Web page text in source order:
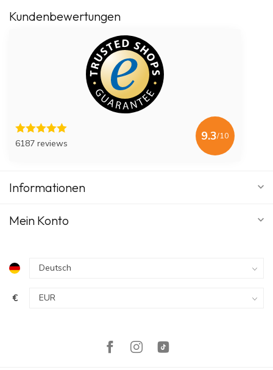
Kundenbewertungen
6187 reviews
9.3/10
Informationen
Mein Konto
€